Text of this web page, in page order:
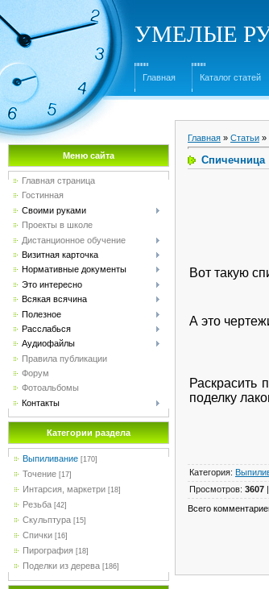
УМЕЛЫЕ
Главная Каталог статей
Меню сайта
Главная страница
Гостинная
Своими руками
Проекты в школе
Дистанционное обучение
Визитная карточка
Нормативные документы
Это интересно
Всякая всячина
Полезное
Расслабься
Аудиофайлы
Правила публикации
Форум
Фотоальбомы
Контакты
Категории раздела
Выпиливание [170]
Точение [17]
Интарсия, маркетри [18]
Резьба [42]
Скульптура [15]
Спички [16]
Пирография [18]
Поделки из дерева [186]
Главная » Статьи »
Спичечница
Вот такую
А это
Раскрасить
поделку
Категория:
Просмотров: 3607 |
Всего